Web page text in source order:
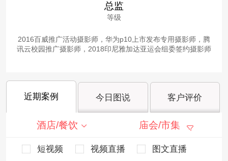
总监
等级
2016百威推广活动摄影师，华为p10上市发布专用摄影师，腾
讯云校园推广摄影师，2018印尼雅加达亚运会组委签约摄影师
近期案例 今日图说 客户评价
酒店/餐饮 庙会/市集
短视频 视频直播
图文直播